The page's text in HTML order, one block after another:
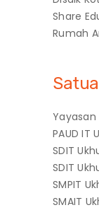
Share
Rumah
Yayasan
PAUD IT
SDIT
SDIT
SMPIT
SMAIT